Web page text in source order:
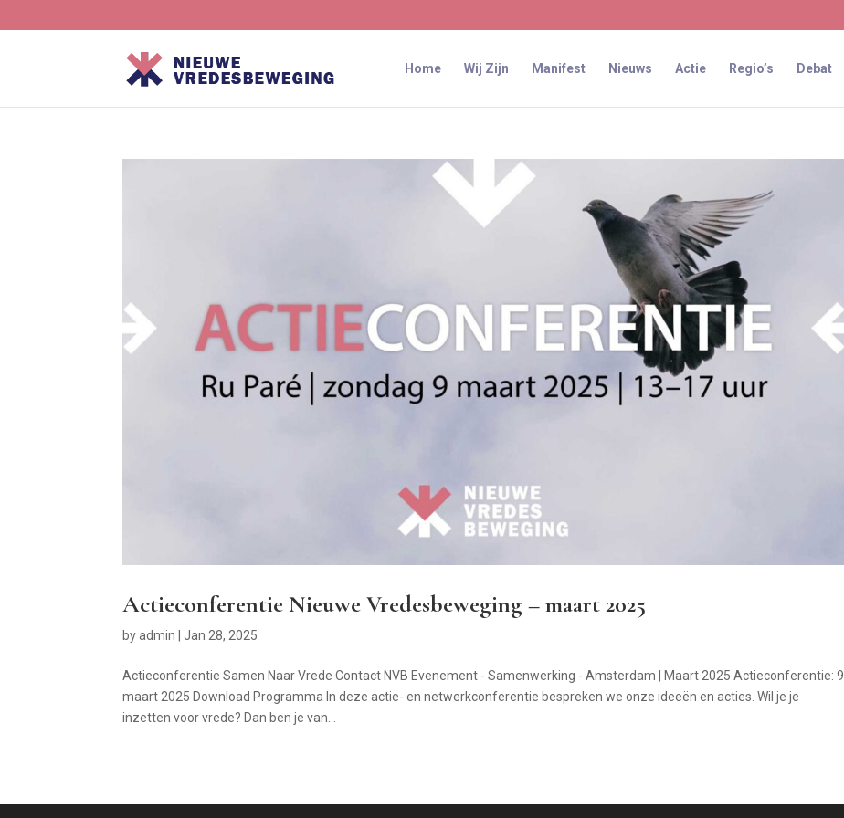
Home Wij Zijn Manifest Nieuws Actie Regio’s Debat
Actieconferentie Nieuwe Vredesbeweging – maart 2025
byadmin |Jan 28, 2025
Actieconferentie Samen Naar Vrede Contact NVB Evenement - Samenwerking - Amsterdam | Maart 2025 Actieconferentie: 9
maart 2025 Download Programma In deze actie- en netwerkconferentie bespreken we onze ideeën en acties. Wil je je
inzetten voor vrede? Dan ben je van...